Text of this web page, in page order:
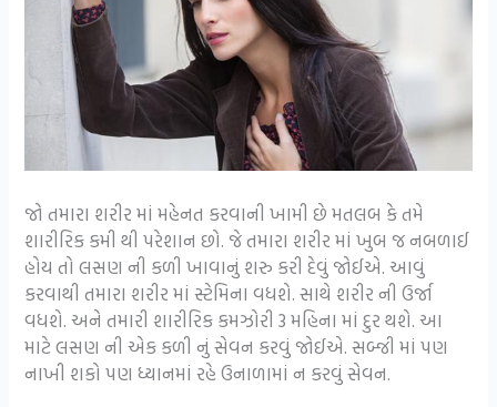
જો તમારા શરીર માં મહેનત કરવાની ખામી છે મતલબ કે તમે
શારીરિક કમી થી પરેશાન છો. જે તમારા શરીર માં ખુબ જ નબળાઈ
હોય તો લસણ ની કળી ખાવાનું શરુ કરી દેવું જોઈએ. આવું
કરવાથી તમારા શરીર માં સ્ટેમિના વધશે. સાથે શરીર ની ઉર્જા
વધશે. અને તમારી શારીરિક કમઝોરી 3 મહિના માં દુર થશે. આ
માટે લસણ ની એક કળી નું સેવન કરવું જોઈએ. સબ્જી માં પણ
નાખી શકો પણ ધ્યાનમાં રહે ઉનાળામાં ન કરવું સેવન.